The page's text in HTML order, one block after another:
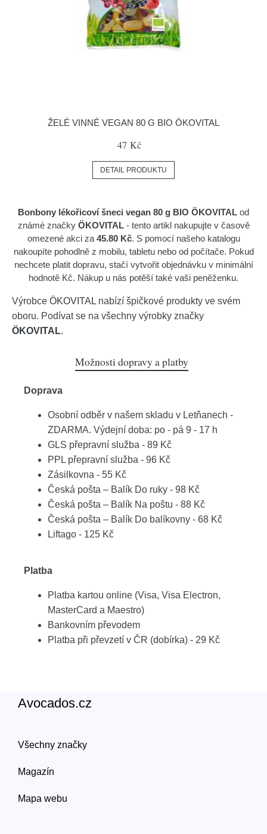
ŽELÉ VINNÉ VEGAN 80 G BIO ÖKOVITAL
47 Kč
DETAIL PRODUKTU
Bonbony lékořicoví šneci vegan 80 g BIO ÖKOVITAL od
známé značky ÖKOVITAL- tento artikl nakupujte v časově
omezené akci za 45.80 Kč. S pomocí našeho katalogu
nakoupíte pohodlně z mobilu, tabletu nebo od počítače. Pokud
nechcete platit dopravu, stačí vytvořit objednávku v minimální
hodnotě Kč. Nákup u nás potěší také vaši peněženku.
Výrobce ÖKOVITAL nabízí špičkové produkty ve svém
oboru. Podívat se na všechny výrobky značky
ÖKOVITAL.
Možnosti dopravy a platby
Doprava
Osobní odběr v našem skladu v Letňanech -
ZDARMA. Výdejní doba: po - pá 9 - 17 h
GLS přepravní služba - 89 Kč
PPL přepravní služba - 96 Kč
Zásilkovna - 55 Kč
Česká pošta – Balík Do ruky - 98 Kč
Česká pošta – Balík Na poštu - 88 Kč
Česká pošta – Balík Do balíkovny - 68 Kč
Liftago - 125 Kč
Platba
Platba kartou online (Visa, Visa Electron,
MasterCard a Maestro)
Bankovním převodem
Platba při převzetí v ČR (dobírka) - 29 Kč
Avocados.cz
Všechny značky
Magazín
Mapa webu